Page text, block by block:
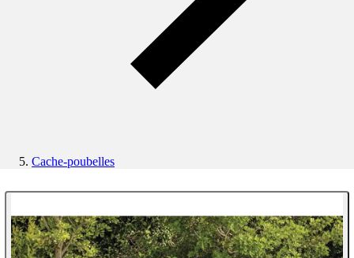
Cache-poubelles